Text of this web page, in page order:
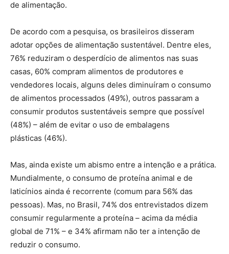
de alimentação.
De acordo com a pesquisa, os brasileiros disseram
adotar opções de alimentação sustentável. Dentre eles,
76% reduziram o desperdício de alimentos nas suas
casas, 60% compram alimentos de produtores e
vendedores locais, alguns deles diminuíram o consumo
de alimentos processados (49%), outros passaram a
consumir produtos sustentáveis sempre que possível
(48%) – além de evitar o uso de embalagens
plásticas (46%).
Mas, ainda existe um abismo entre a intenção e a prática.
Mundialmente, o consumo de proteína animal e de
laticínios ainda é recorrente (comum para 56% das
pessoas). Mas, no Brasil, 74% dos entrevistados dizem
consumir regularmente a proteína – acima da média
global de 71% – e 34% afirmam não ter a intenção de
reduzir o consumo.